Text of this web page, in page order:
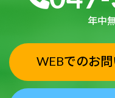
年中
WEBでのお